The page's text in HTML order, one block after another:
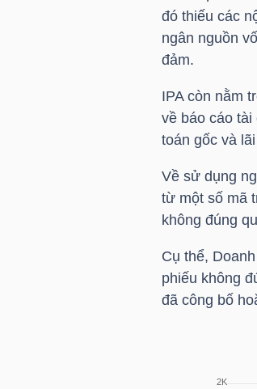
đó thiếu các
ngân nguồn
đảm.
IPAcòn nằm
về báo cáo
toán gốc và
Về sử dụng
từ một số mã
không đúng
Cụ thể,
phiếu không
đã công bố